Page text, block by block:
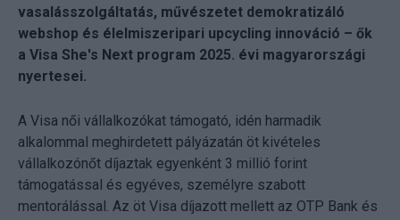
vasalásszolgáltatás, művészetet demokratizáló
webshop és élelmiszeripari upcycling innováció – ők
a Visa She's Next program 2025. évi magyarországi
nyertesei.
A Visa női vállalkozókat támogató, idén harmadik
alkalommal meghirdetett pályázatán öt kivételes
vállalkozónőt díjaztak egyenként 3 millió forint
támogatással és egyéves, személyre szabott
mentorálással. Az öt Visa díjazott mellett az OTP Bank és